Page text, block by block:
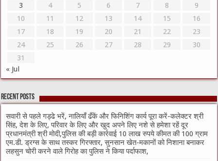
3
4 5 6 7 8
9
10
11 12 13 14 15
16
17
18 19 20 21 22
23
24
25 26 27 28 29
30
31
« Jul
Recent Posts
सवारी से पहले गड्ढे भरें, नालियाँ ढँकें और फिनिशिंग कार्य पूरा करें-कलेक्टर श्री
सिंह, देश के लिए, परिवार के लिए और खुद अपने लिए नशे से हमेशा रहें दूर
प्रधानमंत्री श्री मोदी,पुलिस की बड़ी कार्रवाई 10 लाख रुपये कीमत की 100 ग्राम
एम.डी. ड्रग्स के साथ तस्कर गिरफ्तार, सुनसान खेत-मकानों को निशाना बनाकर
लहसुन चोरी करने वाले गिरोह का पुलिस ने किया पर्दाफाश,